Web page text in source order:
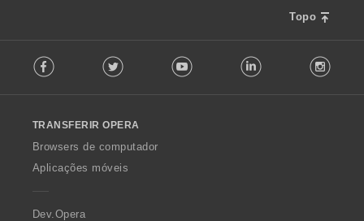
Topo
o
w
O
p
a
Facebook Twitter Youtube LinkedIn
TRANSFERIR OPERA
Browsers de computador
Aplicações móveis
Dev.Opera